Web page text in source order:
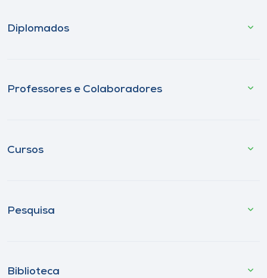
Diplomados
Professores e Colaboradores
Cursos
Pesquisa
Biblioteca